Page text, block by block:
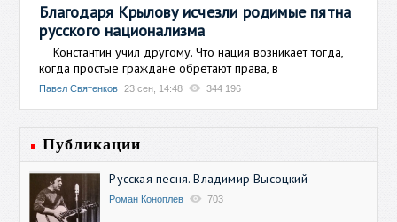
Благодаря Крылову исчезли родимые пятна
русского национализма
Константин учил другому. Что нация возникает тогда,
когда простые граждане обретают права, в
Павел Святенков 23 сен, 14:48 344 196
Публикации
Русская песня. Владимир Высоцкий
Роман Коноплев 703